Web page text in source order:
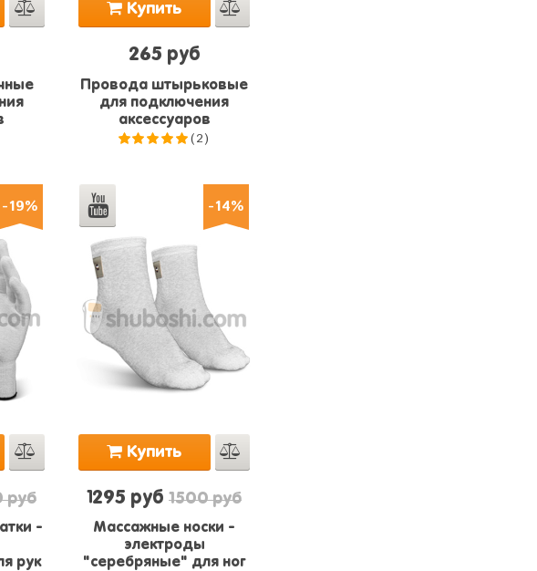
Купить
265 руб
Провода штырьковые
для подключения
аксессуаров
(2)
-19%
руб
-
рук
-14%
Купить
1295 руб 1500 руб
Массажные носки -
электроды
"серебряные" для ног